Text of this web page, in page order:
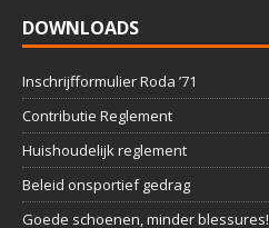
DOWNLOADS
Inschrijfformulier Roda ’71
Contributie Reglement
Huishoudelijk reglement
Beleid onsportief gedrag
Goede schoenen, minder blessures!